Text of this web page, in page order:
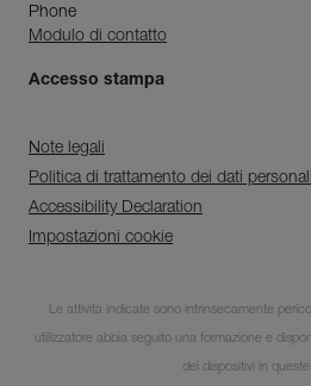
Phone
Modulo di contatto
Accesso stampa
Note legali
Politica di trattamento dei dati
Accessibility Declaration
Impostazioni cookie
Le attività indicate sono intrinsecamente
utilizzatore abbia seguito una formazione e
dei dispositivi in